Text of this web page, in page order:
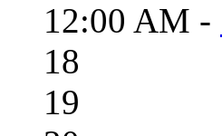
12:00 AM -
18
19